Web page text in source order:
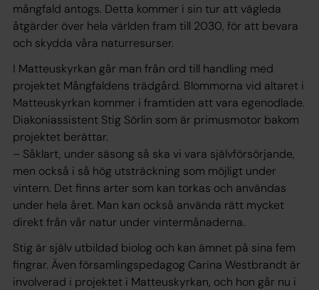
mångfald antogs. Detta kommer i sin tur att vägleda
åtgärder över hela världen fram till 2030, för att bevara
och skydda våra naturresurser.
I Matteuskyrkan går man från ord till handling med
projektet Mångfaldens trädgård. Blommorna vid altaret i
Matteuskyrkan kommer i framtiden att vara egenodlade.
Diakoniassistent Stig Sörlin som är primusmotor bakom
projektet berättar.
– Såklart, under säsong så ska vi vara självförsörjande,
men också i så hög utsträckning som möjligt under
vintern. Det finns arter som kan torkas och användas
under hela året. Man kan också använda rätt mycket
direkt från vår natur under vintermånaderna.
Stig är själv utbildad biolog och kan ämnet på sina fem
fingrar. Även församlingspedagog Carina Westbrandt är
involverad i projektet i Matteuskyrkan, och hon går nu i